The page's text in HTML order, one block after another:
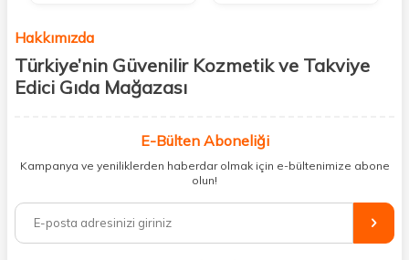
Hakkımızda
Türkiye’nin Güvenilir Kozmetik ve Takviye
Edici Gıda Mağazası
kişisel bakım hem de takviye edici gıda ürünlerini sizlerle
buluşturuyoruz. Artık mağaza mağaza dolaşmanıza gerek yok;
ihtiyacınız olan her şeyi tek bir çatı altında topluyor ve kapınıza kadar
%100 orijinal kozmetik ve sağlık ürünleriyle güzelliğinizi tamamlayabilir,
vücudunuzu desteklemek için güvenilir takviye edici gıdalara
E-Bülten Aboneliği
Kampanya ve yeniliklerden haberdar olmak için e-bültenimize abone
olun!